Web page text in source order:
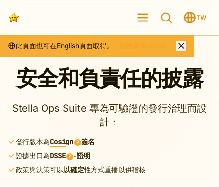
TW
安全和負責任的披露
Stella Ops Suite 專為可驗證的發行治理而設
計：
發行版本為Cosign ? 簽名
證據出口為DSSE ? -證明
政策與決策可以以確定性方式重播以供稽核
此頁面也可在English頁面取得。